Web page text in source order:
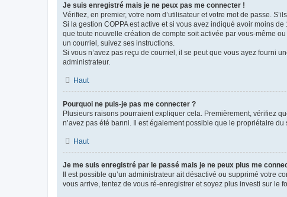
Je suis enregistré mais je ne peux pas me connecter !
Vérifiez, en premier, votre nom d’utilisateur et votre mot de passe.
Si la gestion COPPA est active et si vous avez indiqué avoir moins
que toute nouvelle création de compte soit activée par vous-même
un courriel, suivez ses instructions.
Si vous n’avez pas reçu de courriel, il se peut que vous ayez fourni
administrateur.
Haut
Pourquoi ne puis-je pas me connecter ?
Plusieurs raisons pourraient expliquer cela. Premièrement, vérifiez
n’avez pas été banni. Il est également possible que le propriétaire
Haut
Je me suis enregistré par le passé mais je ne peux plus me
Il est possible qu’un administrateur ait désactivé ou supprimé votre
vous arrive, tentez de vous ré-enregistrer et soyez plus investi sur le